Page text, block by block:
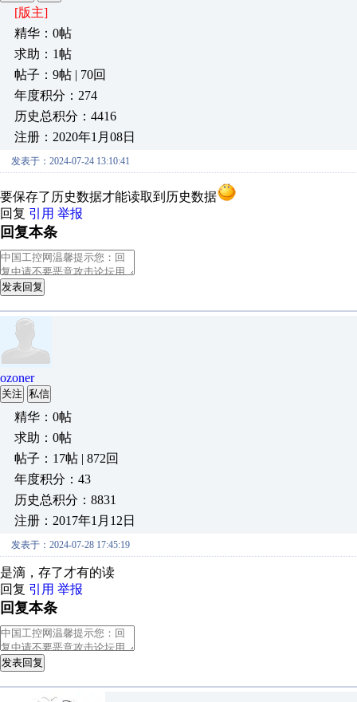
[版主]
精华：0帖
求助：1帖
帖子：9帖 | 70回
年度积分：274
历史总积分：4416
注册：2020年1月08日
发表于：2024-07-24 13:10:41
要保存了历史数据才能读取到历史数据
回复 引用 举报
回复本条
发表回复
ozoner
关注 私信
精华：0帖
求助：0帖
帖子：17帖 | 872回
年度积分：43
历史总积分：8831
注册：2017年1月12日
发表于：2024-07-28 17:45:19
是滴，存了才有的读
回复 引用 举报
回复本条
发表回复